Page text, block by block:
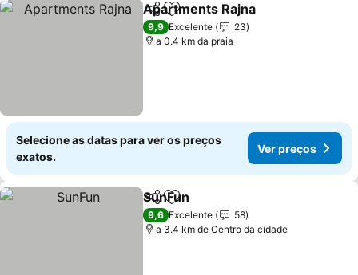
PartilharAdicionar aos favoritos
Apartments Rajna
9,9 Excelente
23
a 0.4 km da praia
Selecione as datas para ver os preços
exatos.
Ver preços
PartilharAdicionar aos favoritos
SunFun
9,6 Excelente
58
a 3.4 km de Centro da cidade